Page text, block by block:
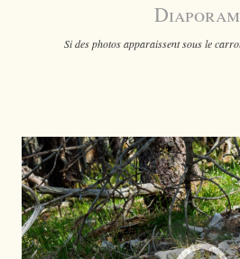
Si des photos apparaissent sous le